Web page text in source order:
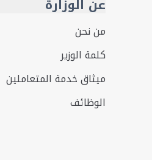
عن الوزارة
من نحن
كلمة الوزير
ميثاق خدمة المتعاملين
الوظائف